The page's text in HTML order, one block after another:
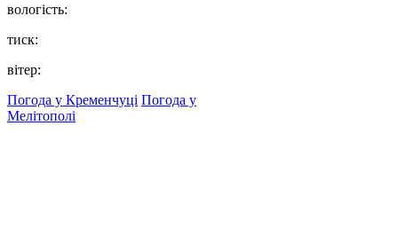
вологість:
тиск:
вітер:
Погода у Кременчуці Погода у
Мелітополі